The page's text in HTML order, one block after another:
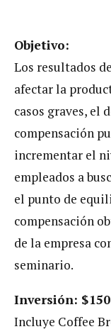
Objetivo:
Los resultados
afectar la
casos graves, el
compensación
incrementar el
empleados a
el punto de
compensación
de la empresa
seminario.
Inversión: $150
Incluye Coffee